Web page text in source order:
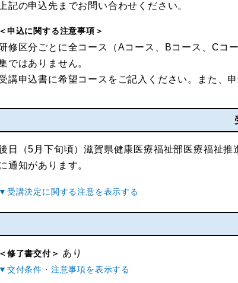
上記の申込先までお問い合わせください。
＜申込に関する注意事項＞
修区分ごとに全コース（Aコース、Bコース、Cコ
ではありません。
講申込書に希望コースをご記入ください。また、
日（5月下旬頃）滋賀県健康医療福祉部医療福祉
通知があります。
＜修了書交付＞ あり